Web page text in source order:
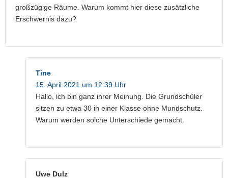
großzügige Räume. Warum kommt hier diese zusätzliche
Erschwernis dazu?
Tine
15. April 2021 um 12:39 Uhr
Hallo, ich bin ganz ihrer Meinung. Die Grundschüler
sitzen zu etwa 30 in einer Klasse ohne Mundschutz.
Warum werden solche Unterschiede gemacht.
Uwe Dulz